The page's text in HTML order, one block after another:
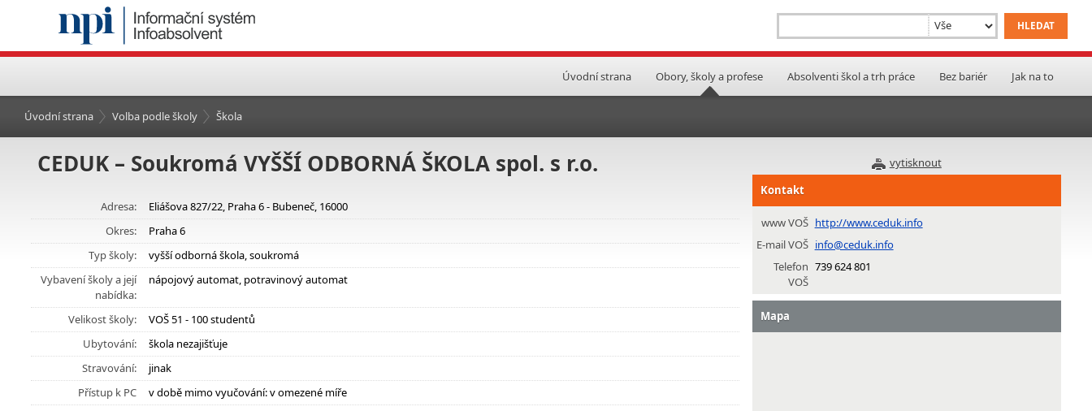
Úvodní strana Obory, školy a profese Absolventi škol a trh práce Bez bariér Jak na to
Úvodní strana Volba podle školy Škola
vytisknout
CEDUK – Soukromá VYŠŠÍ ODBORNÁ ŠKOLA spol. s r.o.
Adresa:
Eliášova 827/22, Praha 6 - Bubeneč, 16000
Okres:
Praha 6
Typ školy:
vyšší odborná škola, soukromá
Vybavení školy a její
nabídka:
nápojový automat, potravinový automat
Velikost školy:
VOŠ 51 - 100 studentů
Ubytování:
škola nezajišťuje
Stravování:
jinak
Přístup k PC
v době mimo vyučování: v omezené míře
Kontakt
www VOŠ http://www.ceduk.info
E-mail VOŠ info@ceduk.info
Telefon
VOŠ
739 624 801
Mapa